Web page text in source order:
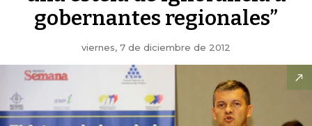
gobernantes regionales”
viernes, 7 de diciembre de 2012